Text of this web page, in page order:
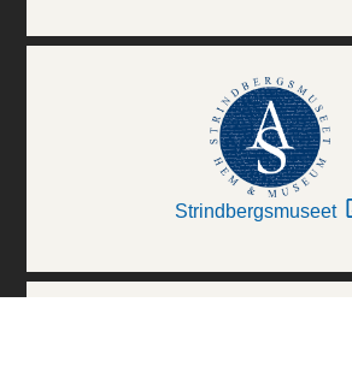
Strindbergsmuseet